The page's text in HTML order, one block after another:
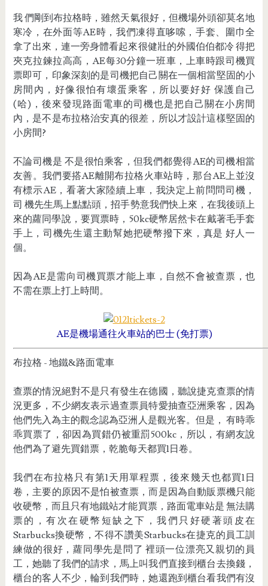
我 們剛到布拉格時，雖然天氣很好，但機場外頭卻莫名地
寒冷，在外面等AE時，我們凍得直哆嗦，手套、圍巾全
拿了出來，連一旁身體看起來很健壯的外國伯伯都冷 得把
夾克拉鍊拉高高，AE每30分鐘一班車，上車時跟司機買
票即可，印象深刻的是司機把自己關在一個相當堅固的小
房間內，好像很怕有壞蛋乘客，所以要好好 保護自己
(哈)，後來發現路面電車的司機也是把自己關在小房間
內，是不是布拉格治安真的很差，所以才設計這樣堅固的
小房間?
不論司機是 不是很怕乘客，但我們都覺得AE的司機相當
友善。我們要搭AE離開布拉格火車站時，那台AE上並沒
有標示AE，看著大家陸續上車，我決定上前問問司機，
司 機先生馬上點點頭，招手勢意我們快上來，在我後頭上
來的蘿同學說，要買票時，50kc硬幣居然卡在戴著毛手套
手上，司機先生還主動幫她把硬幣撥下來，真是 好人一
個。
因為AE是需向司機買票才能上車，自然不會被查票，也
不需在票上打上時間。
AE是機場通往火車站的巴士 (免打票)
布拉格 - 地鐵&路面電車
查票的情況絕對不是只有發生在德國，聽說捷克查票的情
況更多，不少網友表示過查票員特愛抽查亞洲乘客，因為
他們先入為主的觀念認為亞洲人是觀光客。但是， 有時乖
乖買票了，卻因為買錯仍被重罰500kc，所以，有網友說
他們為了避先買錯票，乾脆每天都買1日卷。
我們在布拉格只有第1天用單程票，後來幾天也都買1日
卷，主要的原因不是怕被查票，而是因為自動販票機只能
收硬幣，而且只有地鐵站才能買票，路面電車站是 無法購
票的，有次在硬幣短缺之下，我們只好硬著頭皮在
Starbucks換硬幣，不得不讚美Starbucks在捷克的員工訓
練做的很好，蘿同學先是問了 裡頭一位漂亮又親切的員
工，她聽了我們的請求，馬上叫我們直接到櫃台去換錢，
櫃台的客人不少，輪到我們時，她還跑到櫃台看我們有沒